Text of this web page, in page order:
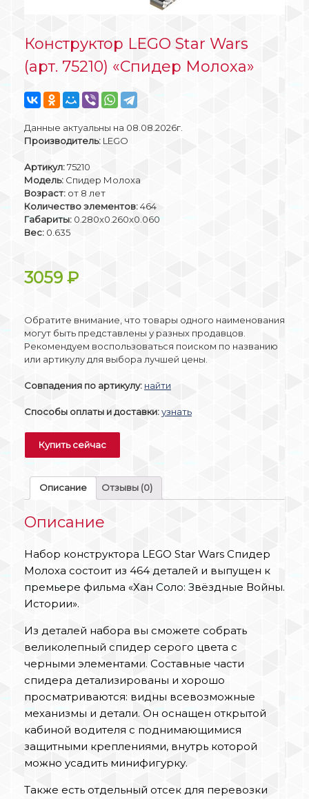
Конструктор LEGO Star Wars
(арт. 75210) «Спидер Молоха»
Данные актуальны на 08.08.2026г.
Производитель: LEGO
Артикул:75210
Модель: Спидер Молоха
Возраст: от 8 лет
Количество элементов:464
Габариты: 0.280x0.260x0.060
Вес: 0.635
3059 ₽
Обратите внимание, что товары одного наименования
могут быть представлены у разных продавцов.
Рекомендуем воспользоваться поиском по названию
или артикулу для выбора лучшей цены.
Совпадения по артикулу: найти
Способы оплаты и доставки:узнать
Купить сейчас
Описание Отзывы (0)
Описание
Набор конструктора LEGO Star Wars Спидер
Молоха состоит из 464 деталей и выпущен к
премьере фильма «Хан Соло: Звёздные Войны.
Истории».
Из деталей набора вы сможете собрать
великолепный спидер серого цвета с
черными элементами. Составные части
спидера детализированы и хорошо
просматриваются: видны всевозможные
механизмы и детали. Он оснащен открытой
кабиной водителя с поднимающимися
защитными креплениями, внутрь которой
можно усадить минифигурку.
Также есть отдельный отсек для перевозки